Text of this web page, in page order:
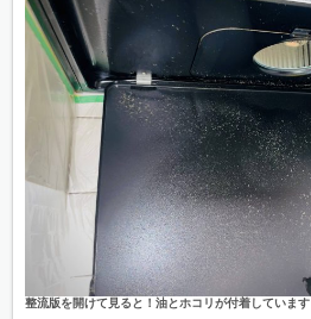
整流版を開けて見ると！油とホコリが付着しています